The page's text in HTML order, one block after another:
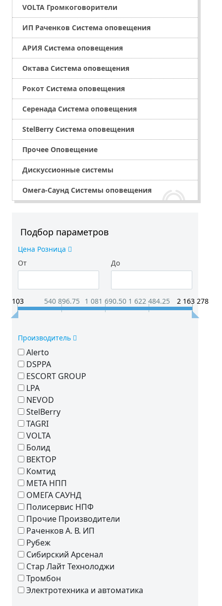
VOLTA Громкоговорители
ИП Раченков Система оповещения
АРИЯ Система оповещения
Октава Система оповещения
Рокот Система оповещения
Серенада Система оповещения
StelBerry Система оповещения
Прочее Оповещение
Дискуссионные системы
Омега-Саунд Системы оповещения
Подбор параметров
Цена Розница
От
До
103 540 896.75 1 081 690.50 1 622 484.25 2 163 278
Производитель
Alerto
DSPPA
ESCORT GROUP
LPA
NEVOD
StelBerry
TAGRI
VOLTA
Болид
ВЕКТОР
Комтид
МЕТА НПП
ОМЕГА САУНД
Полисервис НПФ
Прочие Производители
Раченков А. В. ИП
Рубеж
Сибирский Арсенал
Стар Лайт Технолоджи
Тромбон
Электротехника и автоматика